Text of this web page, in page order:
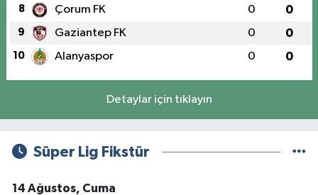
8 Çorum FK 0 0
9 Gaziantep FK 0 0
10 Alanyaspor 0 0
Detaylar için tıklayın
Süper Lig Fikstür
14 Ağustos, Cuma